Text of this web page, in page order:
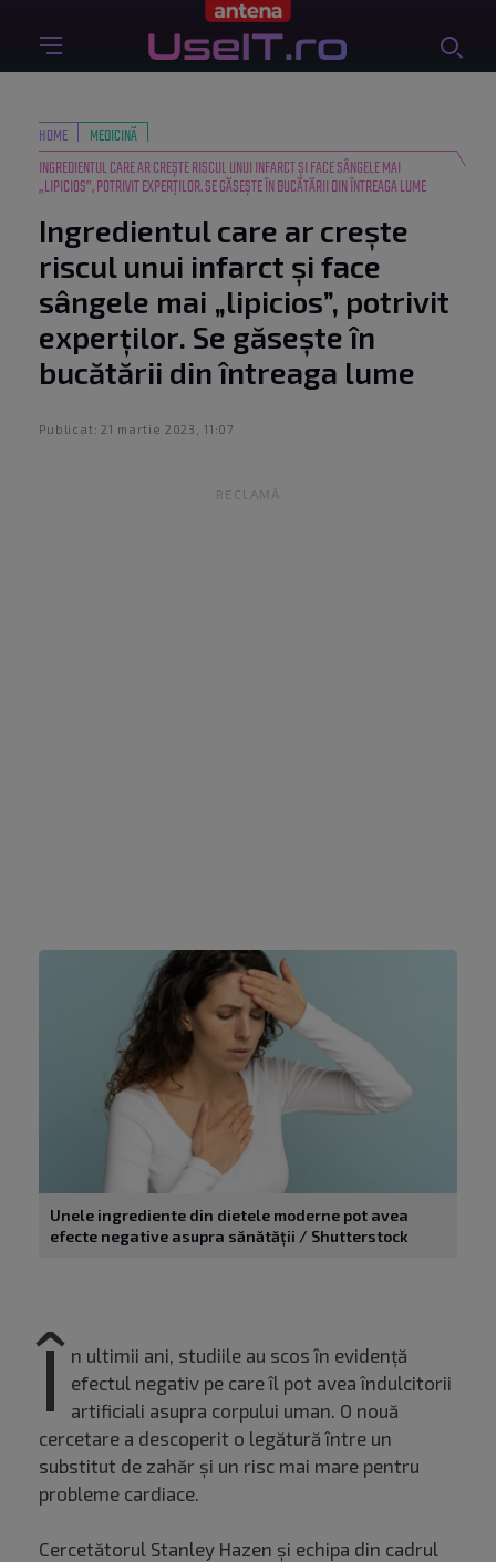
HOME
MEDICINĂ
INGREDIENTUL CARE AR CREȘTE RISCUL UNUI INFARCT ȘI FACE SÂNGELE MAI
„LIPICIOS”, POTRIVIT EXPERȚILOR. SE GĂSEȘTE ÎN BUCĂTĂRII DIN ÎNTREAGA LUME
Ingredientul care ar crește
riscul unui infarct și face
sângele mai „lipicios”, potrivit
experților. Se găsește în
bucătării din întreaga lume
Publicat: 21 martie 2023, 11:07
RECLAMĂ
Unele ingrediente din dietele moderne pot avea
efecte negative asupra sănătății / Shutterstock
Î n ultimii ani, studiile au scos în evidență
efectul negativ pe care îl pot avea îndulcitorii
artificiali asupra corpului uman. O nouă
cercetare a descoperit o legătură între un
substitut de zahăr și un risc mai mare pentru
probleme cardiace.
Cercetătorul Stanley Hazen și echipa din cadrul